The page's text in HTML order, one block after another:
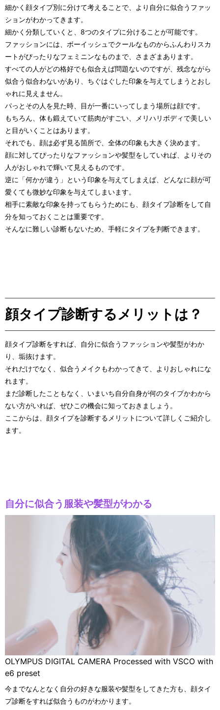
細かく顔タイプ別に分けて考えることで、より自分に似合うファッ
ションがわかってきます。
細かく分類していくと、8つのタイプに分けることが可能です。
ファッションには、ボーイッシュでクールなものからふんわりスカ
ートがぴったりなフェミニンなものまで、さまざまあります。
すべての人がどの格好でも似合えば問題ないのですが、残念ながら
似合う似合わないがあり、ちぐはぐした印象を与えてしまうとおし
ゃれに見えません。
パっとその人を見た時、目が一番にいってしまう場所は顔です。
もちろん、体も鍛えていて筋肉がすごい、メリハリボディで美しい
と目がいくことはあります。
それでも、顔は必ず見る箇所で、全体の印象も大きく決めます。
顔に対してぴったりなファッションや髪型をしていれば、よりその
人がおしゃれで輝いて見えるものです。
逆に「何かが違う」という印象を与えてしまえば、どんなに顔が可
愛くても微妙な印象を与えてしまいます。
相手に素敵な印象を持ってもらうためにも、顔タイプ診断をして自
分を知っておくことは重要です。
そんなに難しい診断もないため、手軽にタイプを判断できます。
顔タイプ診断するメリットは？
顔タイプ診断をすれば、自分に似合うファッションや髪型がわか
り、垢抜けます。
それだけでなく、似合うメイクもわかってきて、よりおしゃれにな
れます。
まだ診断したこともなく、いまいち自分自身が何のタイプかわから
ない方がいれば、ぜひこの機会に知っておきましょう。
ここからは、顔タイプを診断するメリットについて詳しくご紹介し
ます。
自分に似合う服装や髪型がわかる
OLYMPUS DIGITAL CAMERA Processed with VSCO with
e6 preset
今までなんとなく自分の好きな服装や髪型をしてきた方も、顔タイ
プ診断をすれば似合うものがわかります。